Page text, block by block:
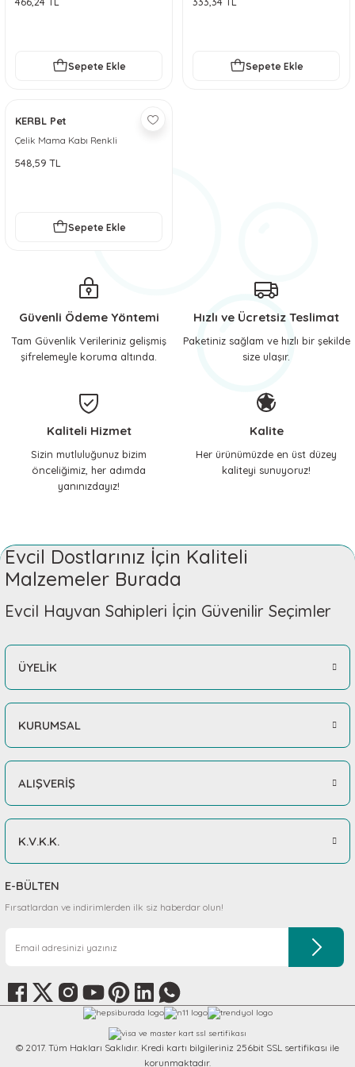
Sepete Ekle Sepete Ekle
KERBL Pet
Çelik Mama Kabı Renkli
548,59 TL
Sepete Ekle
Güvenli Ödeme Yöntemi
Tam Güvenlik Verileriniz gelişmiş
şifrelemeyle koruma altında.
Hızlı ve Ücretsiz Teslimat
Paketiniz sağlam ve hızlı bir şekilde
size ulaşır.
Kaliteli Hizmet
Sizin mutluluğunuz bizim
önceliğimiz, her adımda
yanınızdayız!
Kalite
Her ürünümüzde en üst düzey
kaliteyi sunuyoruz!
Evcil Dostlarınız İçin Kaliteli
Malzemeler Burada
Evcil Hayvan Sahipleri İçin Güvenilir Seçimler
ÜYELİK
KURUMSAL
ALIŞVERİŞ
K.V.K.K.
E-BÜLTEN
Fırsatlardan ve indirimlerden ilk siz haberdar olun!
© 2017. Tüm Hakları Saklıdır. Kredi kartı bilgileriniz 256bit SSL sertifikası ile
korunmaktadır.